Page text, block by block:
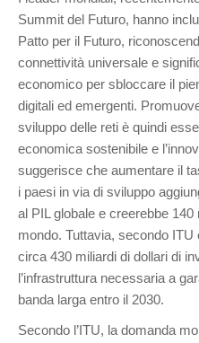
Summit del Futuro, hanno
Patto per il Futuro,
connettività universale e
economico per sbloccare il
digitali ed emergenti.
sviluppo delle reti è quindi
economica sostenibile e
suggerisce che aumentare il
i paesi in via di sviluppo
al PIL globale e creerebbe
mondo. Tuttavia, secondo
circa 430 miliardi di dollari di
l’infrastruttura necessaria a
banda larga entro il 2030.
Secondo l’ITU, la domanda